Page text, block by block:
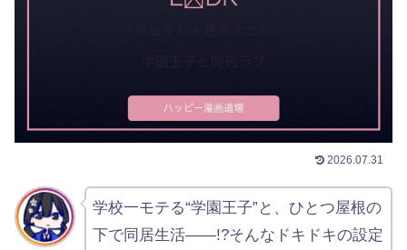
2026.07.31
学校一モテる“学園王子”と、ひとつ屋根の
下で同居生活——!?そんなドキドキの設定